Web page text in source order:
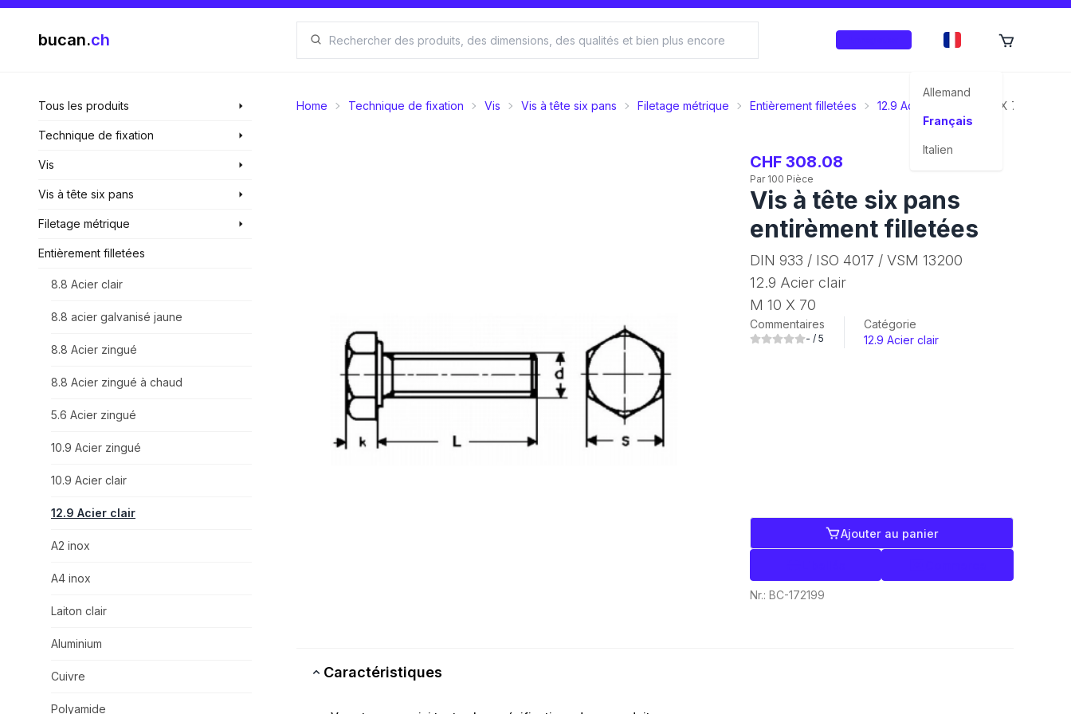
bucan.ch
Allemand
Français
Italien
Tous les produits
Technique de fixation
Vis
Vis à tête six pans
Filetage métrique
Entièrement filletées
8.8 Acier clair
8.8 acier galvanisé jaune
8.8 Acier zingué
8.8 Acier zingué à chaud
5.6 Acier zingué
10.9 Acier zingué
10.9 Acier clair
12.9 Acier clair
A2 inox
A4 inox
Laiton clair
Aluminium
Cuivre
Polyamide
Home Technique de fixation Vis Vis à tête six pans Filetage métrique Entièrement filletées 12.9 Acier clair M 10 X 70
CHF 308.08
Par 100 Pièce
Vis à tête six pans
entirèment filletées
DIN 933 / ISO 4017 / VSM 13200
12.9 Acier clair
M 10 X 70
Commentaires
- / 5
Catégorie
12.9 Acier clair
Ajouter au panier
Nr.: BC-172199
Caractéristiques